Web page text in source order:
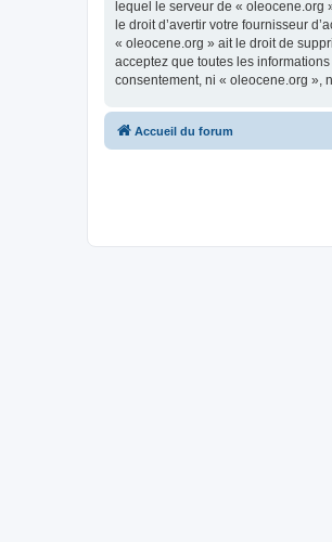
lequel le serveur de « oleocene.org
le droit d’avertir votre fournisseur
« oleocene.org » ait le droit de
acceptez que toutes les
consentement, ni « oleocene.org »,
Accueil du forum